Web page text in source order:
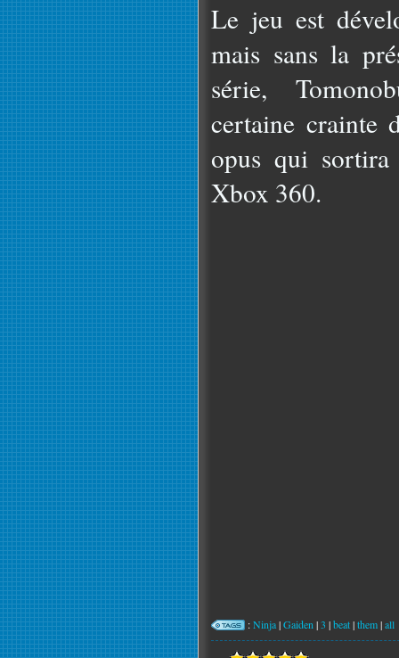
Le jeu est
mais sans la
série,
certaine crainte
opus qui
Xbox 360.
:Ninja|Gaiden |3 |beat|them|all